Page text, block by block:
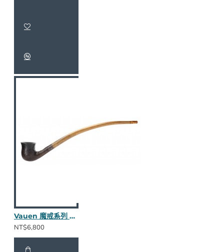
Vauen 魔戒系列 Balbor S 長斗
NT$6,800